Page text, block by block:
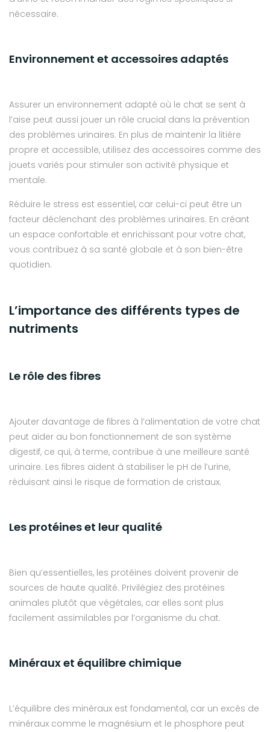
nécessaire.
Environnement et accessoires adaptés
Assurer un environnement adapté où le chat se sent à
l’aise peut aussi jouer un rôle crucial dans la prévention
des problèmes urinaires. En plus de maintenir la litière
propre et accessible, utilisez des accessoires comme des
jouets variés pour stimuler son activité physique et
mentale.
Réduire le stress est essentiel, car celui-ci peut être un
facteur déclenchant des problèmes urinaires. En créant
un espace confortable et enrichissant pour votre chat,
vous contribuez à sa santé globale et à son bien-être
quotidien.
L’importance des différents types de
nutriments
Le rôle des fibres
Ajouter davantage de fibres à l’alimentation de votre chat
peut aider au bon fonctionnement de son système
digestif, ce qui, à terme, contribue à une meilleure santé
urinaire. Les fibres aident à stabiliser le pH de l’urine,
réduisant ainsi le risque de formation de cristaux.
Les protéines et leur qualité
Bien qu’essentielles, les protéines doivent provenir de
sources de haute qualité. Privilégiez des protéines
animales plutôt que végétales, car elles sont plus
facilement assimilables par l’organisme du chat.
Minéraux et équilibre chimique
L’équilibre des minéraux est fondamental, car un excès de
minéraux comme le magnésium et le phosphore peut